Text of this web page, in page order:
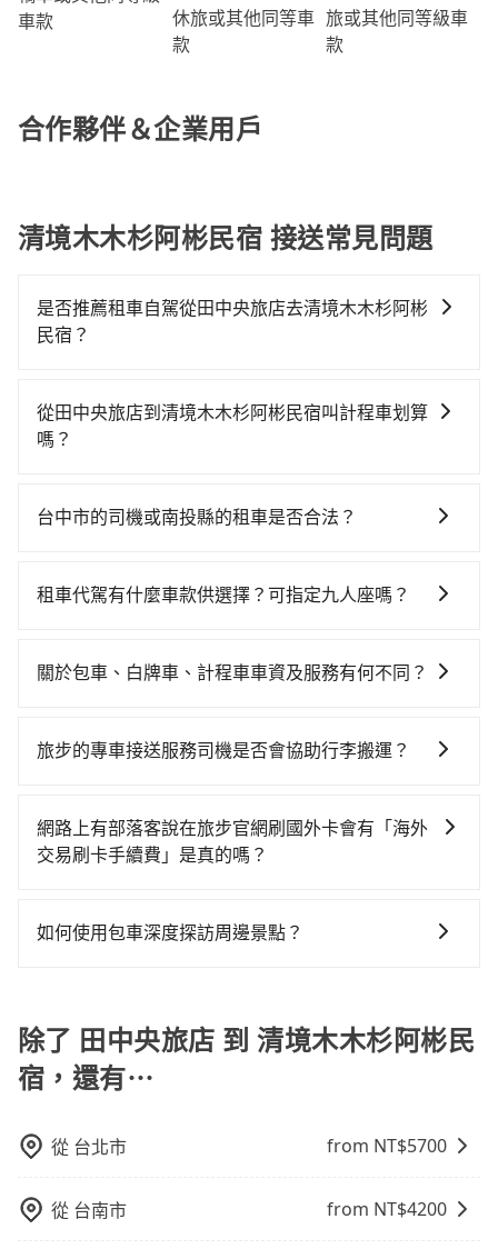
車款
休旅或其他同等車
款
旅或其他同等級車
款
合作夥伴＆企業用戶
清境木木杉阿彬民宿 接送常見問題
是否推薦租車自駕從田中央旅店去清境木木杉阿彬
民宿？
時不需要閉目養神（因為要自己開車），最重要的是你
當天就要來回，那在台中路邊可隨租隨借的iRent應該是
央旅店到清境木木杉阿彬民宿的花費預估為
時40元路邊停車費用預估進去，但額外的汽車保險與可
差的車款，如果人數超過四位，更是沒有較大的七人座
凹的車門仍未被修理，每一次租車都好像在開樂透一
車位，對於急著用車或者要載其他乘客的人來說就有不
小的風險。最後，雖然路邊隨租隨還看似方便，但實際
就顯得非常不便。
從田中央旅店到清境木木杉阿彬民宿叫計程車划算
嗎？
灣大車隊、Uber、Line Taxi、Yoxi等，如果在路邊攔不
里程跳錶計算，價格約為2,150~2,600元間，若改選
4%、密度僅雙北的0.2%，其叫車的難度是雙北市的490
坑受騙。雖然田中央旅店到清境木木杉阿彬民宿的跳表
車最高可省$1,300。
台中市的司機或南投縣的租車是否合法？
車、私家車或野雞車在招攬生意，這不僅是違法可能被
都無法監控或追查。最好別為了省小錢而冒上不必要的
駕駛執照以及良民證外，車輛一定投保最高300萬乘客
租車代駕有什麼車款供選擇？可指定九人座嗎？
型車為主，車款品牌以豐田Toyota、福特Ford、福斯
車，百分百無菸車，乘客均有最高500萬乘客險。如果有
關於包車、白牌車、計程車車資及服務有何不同？
明： 包車：可以依照個人行程需要靈活安排時間，價格
也會計算延遲費用，最終價格通常要下車時才知。價格
比包車貴。 白牌車：通常價格較包車便宜，但司機素
旅步的專車接送服務司機是否會協助行李搬運？
行李搬運的問題，享受更輕鬆的旅程。
網路上有部落客說在旅步官網刷國外卡會有「海外
交易刷卡手續費」是真的嗎？
「海外交易手續費」的，請放心使用！
如何使用包車深度探訪周邊景點？
的節奏和時間進行遊覽。除了景點本身，還可以體驗周
邊的文化和風俗，品嚐當地的美食，與當地人交流，深
入體驗當地的生活和文化。在探訪景點時，可以積極尋
和內幕，並且可以在旅途中收集更多的故事和經驗，豐
富自己的旅程。
除了 田中央旅店 到 清境木木杉阿彬民
宿，還有⋯
從 台北市 from NT$5700
從 台南市 from NT$4200